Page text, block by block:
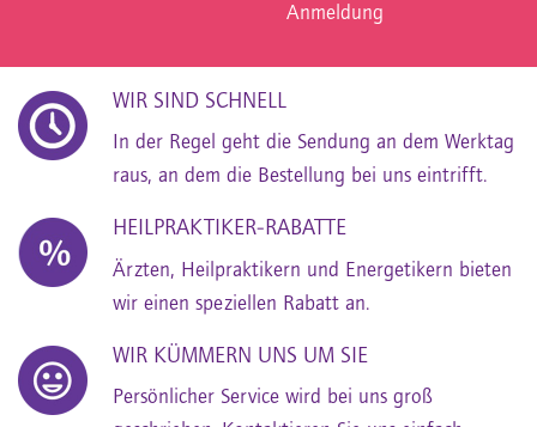
Anmeldung
WIR SIND SCHNELL
In der Regel geht die Sendung an dem Werktag
raus, an dem die Bestellung bei uns eintrifft.
HEILPRAKTIKER-RABATTE
Ärzten, Heilpraktikern und Energetikern bieten
wir einen speziellen Rabatt an.
WIR KÜMMERN UNS UM SIE
Persönlicher Service wird bei uns groß